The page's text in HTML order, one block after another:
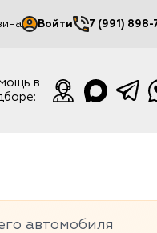
Войти
Мой кабинет
7 (991) 898-
в
автомобиля